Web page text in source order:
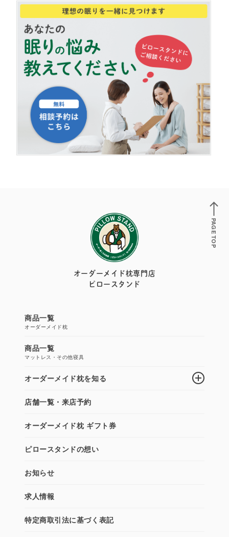
オーダーメイド枕専門店
ピロースタンド
商品一覧
オーダーメイド枕
商品一覧
マットレス・その他寝具
オーダーメイド枕を知る
店舗一覧・来店予約
オーダーメイド枕 ギフト券
ピロースタンドの想い
お知らせ
求人情報
特定商取引法に基づく表記
PAGE TOP